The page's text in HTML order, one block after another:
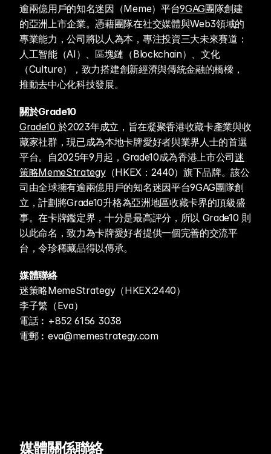
逾兩億用戶的知名迷因（Meme）平台9GAG團隊創建
的亞洲上市企業。憑藉團隊在社交媒體與Web3領域的
專業能力，公司將以人為本，專注投資三大未來賽道：
人工智能（AI）、區塊鏈（Blockchain）、文化
（Culture），致力搭建創新經濟與傳統金融的橋樑，
推動去中心化科技發展。
關於Grade10
Grade10 於2023年成立，旨在凝聚香港收藏卡產業與收
藏家社群，現已成為本地卡牌愛好者與業界人士的首選
平台。自2025年9月起，Grade10成為香港上市公司迷
策略MemeStrategy（HKEX：2440）旗下品牌。該公
司由全球擁有逾兩億用戶的知名迷因平台9GAG團隊創
立，計劃將Grade10升格為亞洲地區收藏卡界的頂級盛
事。在卡牌鑑定界，十分是最高評分，所以 Grade10 則
以此命名，致力為卡牌愛好者提供一個完善的交流平
台，令珍稀藏品得以傳承。
媒體聯絡
迷策略MemeStrategy（HKEX:2440）
李子繁（Eva）
電話︰+852 6156 3038
電郵︰eva@memestrategy.com
媒體關係聯絡